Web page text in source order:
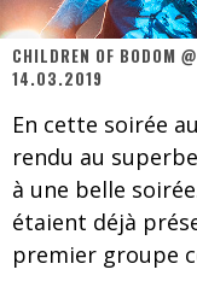
CHILDREN OF BODOM
14.03.2019
En cette soirée
rendu au
à une belle
étaient déjà
premier groupe